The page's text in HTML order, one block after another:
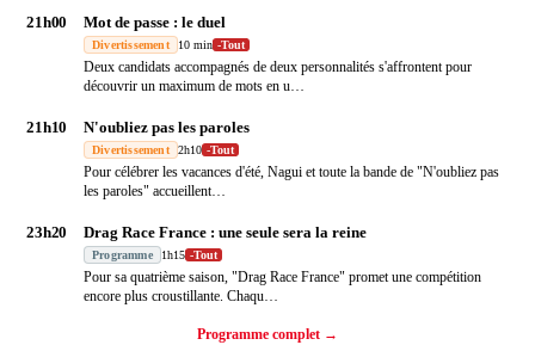
21h00 Mot de passe : le duel
Divertissement 10 min -Tout
Deux candidats accompagnés de deux personnalités s'affrontent pour
découvrir un maximum de mots en u…
21h10 N'oubliez pas les paroles
Divertissement 2h10 -Tout
Pour célébrer les vacances d'été, Nagui et toute la bande de "N'oubliez pas
les paroles" accueillent…
23h20 Drag Race France : une seule sera la reine
Programme 1h15 -Tout
Pour sa quatrième saison, "Drag Race France" promet une compétition
encore plus croustillante. Chaqu…
Programme complet →